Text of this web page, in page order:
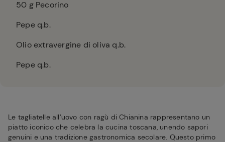
50 g Pecorino
Pepe q.b.
Olio extravergine di oliva q.b.
Pepe q.b.
Le tagliatelle all’uovo con ragù di Chianina rappresentano un
piatto iconico che celebra la cucina toscana, unendo sapori
genuini e una tradizione gastronomica secolare. Questo primo